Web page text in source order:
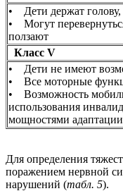
• Дети держат голову,
• Могут
ползают
Класс V
• Дети не имеют
• Все моторные
• Возможность
использования
мощностями адаптации
Для определения
поражением нервной
нарушений (табл. 5).